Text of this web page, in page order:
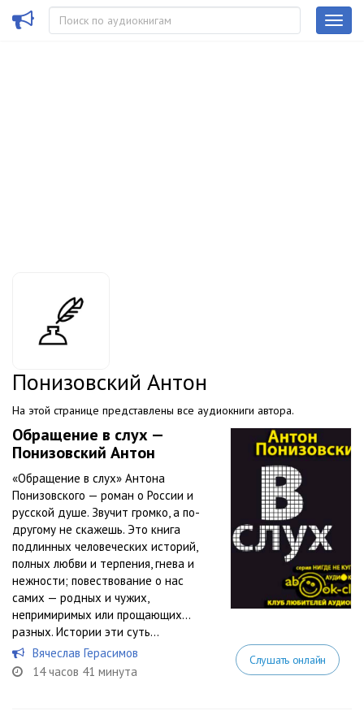
Понизовский Антон
На этой странице представлены все аудиокниги автора.
Обращение в слух —
Понизовский Антон
«Обращение в слух» Антона
Понизовского — роман о России и
русской душе. Звучит громко, а по-
другому не скажешь. Это книга
подлинных человеческих историй,
полных любви и терпения, гнева и
нежности; повествование о нас
самих — родных и чужих,
непримиримых или прощающих…
разных. Истории эти суть...
Вячеслав Герасимов
14 часов 41 минута
Слушать онлайн